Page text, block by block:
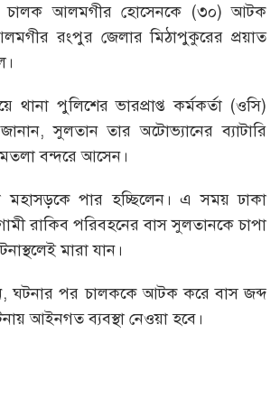
চালক আলমগীর হোসেনকে (৩০) আটক
রংপুর জেলার মিঠাপুকুরের প্রয়াত
থানা পুলিশের ভারপ্রাপ্ত কর্মকর্তা (ওসি)
সুলতান তার অটোভ্যানের ব্যাটারি
বন্দরে আসেন।
মহাসড়কে পার হচ্ছিলেন। এ সময় ঢাকা
রাকিব পরিবহনের বাস সুলতানকে চাপা
মারা যান।
ঘটনার পর চালককে আটক করে বাস জব্দ
আইনগত ব্যবস্থা নেওয়া হবে।